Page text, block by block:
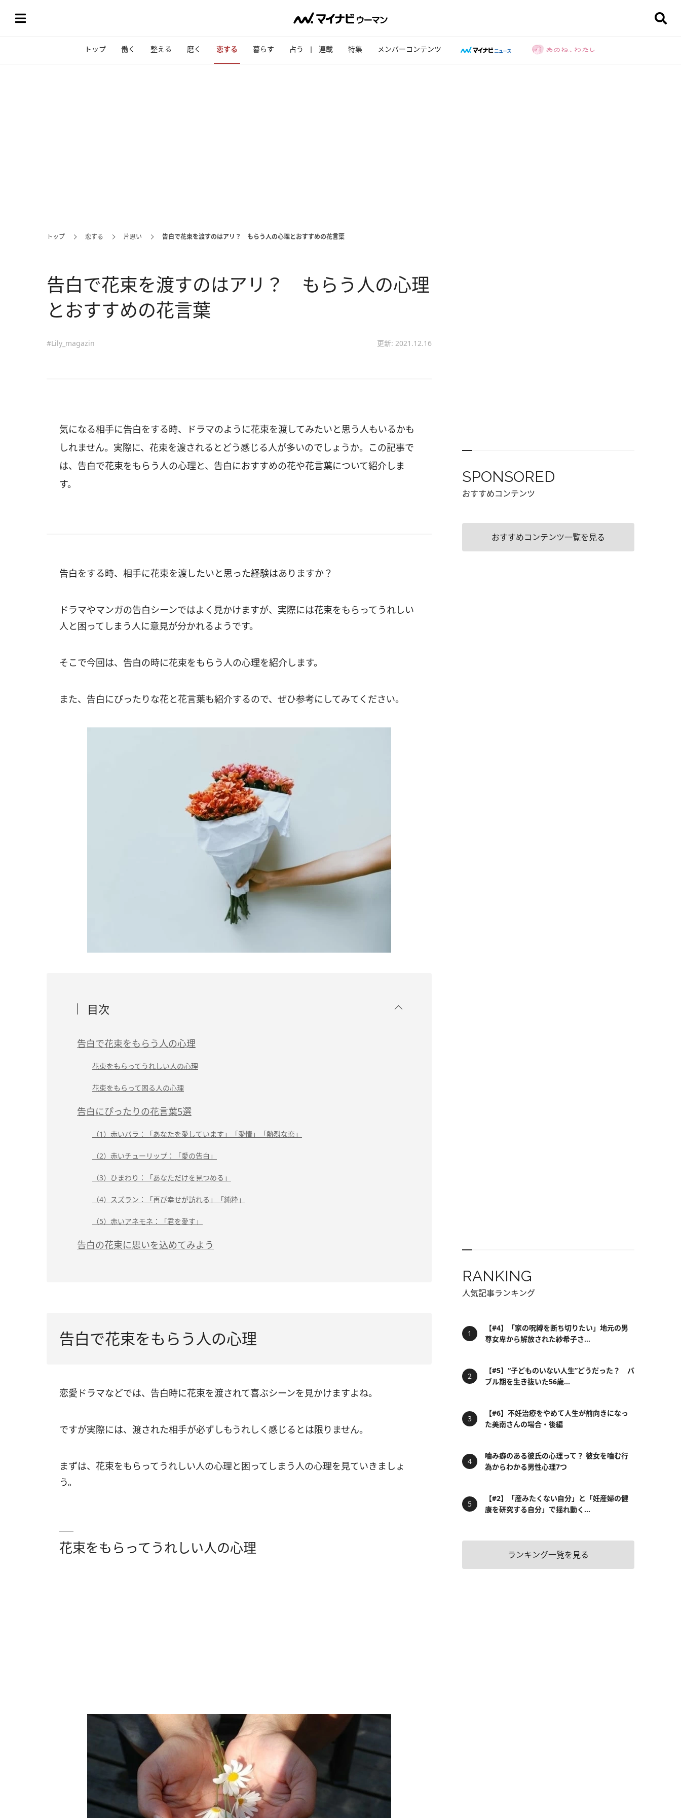
トップ 働く 整える 磨く 恋する 暮らす 占う 連載 特集 メンバーコンテンツ
トップ 恋する 片思い 告白で花束を渡すのはアリ？ もらう人の心理とおすすめの花言葉
告白で花束を渡すのはアリ？ もらう人の心理
とおすすめの花言葉
#Lily_magazin 更新: 2021.12.16
気になる相手に告白をする時、ドラマのように花束を渡してみたいと思う人もいるかも
しれません。実際に、花束を渡されるとどう感じる人が多いのでしょうか。この記事で
は、告白で花束をもらう人の心理と、告白におすすめの花や花言葉について紹介しま
す。
告白をする時、相手に花束を渡したいと思った経験はありますか？
ドラマやマンガの告白シーンではよく見かけますが、実際には花束をもらってうれしい
人と困ってしまう人に意見が分かれるようです。
そこで今回は、告白の時に花束をもらう人の心理を紹介します。
また、告白にぴったりな花と花言葉も紹介するので、ぜひ参考にしてみてください。
目次
告白で花束をもらう人の心理
花束をもらってうれしい人の心理
花束をもらって困る人の心理
告白にぴったりの花言葉5選
（1）赤いバラ：「あなたを愛しています」「愛情」「熱烈な恋」
（2）赤いチューリップ：「愛の告白」
（3）ひまわり：「あなただけを見つめる」
（4）スズラン：「再び幸せが訪れる」「純粋」
（5）赤いアネモネ：「君を愛す」
告白の花束に思いを込めてみよう
告白で花束をもらう人の心理
恋愛ドラマなどでは、告白時に花束を渡されて喜ぶシーンを見かけますよね。
ですが実際には、渡された相手が必ずしもうれしく感じるとは限りません。
まずは、花束をもらってうれしい人の心理と困ってしまう人の心理を見ていきましょ
う。
花束をもらってうれしい人の心理
SPONSORED
おすすめコンテンツ
おすすめコンテンツ一覧を見る
RANKING
人気記事ランキング
【#4】「家の呪縛を断ち切りたい」地元の男
尊女卑から解放された紗希子さ...
【#5】“子どものいない人生”どうだった？ バ
ブル期を生き抜いた56歳...
【#6】不妊治療をやめて人生が前向きになっ
た美南さんの場合・後編
噛み癖のある彼氏の心理って？ 彼女を噛む行
為からわかる男性心理7つ
【#2】「産みたくない自分」と「妊産婦の健
康を研究する自分」で揺れ動く...
ランキング一覧を見る